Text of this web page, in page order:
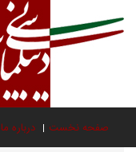
صفحه نخست درباره ما